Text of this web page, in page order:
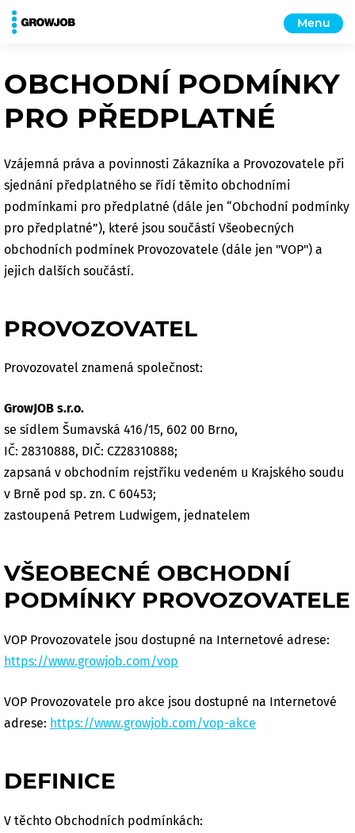
Menu
OBCHODNÍ PODMÍNKY
PRO PŘEDPLATNÉ
Vzájemná práva a povinnosti Zákazníka a Provozovatele při
sjednání předplatného se řídí těmito obchodními
podmínkami pro předplatné (dále jen “Obchodní podmínky
pro předplatné”), které jsou součástí Všeobecných
obchodních podmínek Provozovatele (dále jen "VOP") a
jejich dalších součástí.
PROVOZOVATEL
Provozovatel znamená společnost:
GrowJOB s.r.o.
se sídlem Šumavská 416/15, 602 00 Brno,
IČ: 28310888, DIČ: CZ28310888;
zapsaná v obchodním rejstříku vedeném u Krajského soudu
v Brně pod sp. zn. C 60453;
zastoupená Petrem Ludwigem, jednatelem
VŠEOBECNÉ OBCHODNÍ
PODMÍNKY PROVOZOVATELE
VOP Provozovatele jsou dostupné na Internetové adrese:
https://www.growjob.com/vop
VOP Provozovatele pro akce jsou dostupné na Internetové
adrese: https://www.growjob.com/vop-akce
DEFINICE
V těchto Obchodních podmínkách: